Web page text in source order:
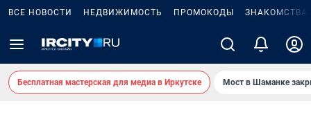
ВСЕ НОВОСТИ НЕДВИЖИМОСТЬ ПРОМОКОДЫ ЗНАКОМСТВА
Бесплатная мастерская для медиа в Иркутске Мост в Шаманке